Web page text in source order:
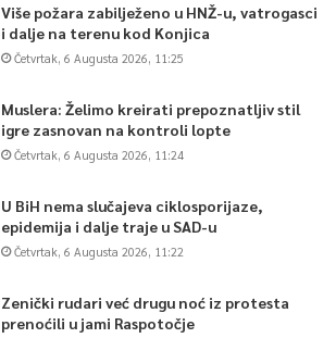
Više požara zabilježeno u HNŽ-u, vatrogasci
i dalje na terenu kod Konjica
Četvrtak, 6 Augusta 2026, 11:25
Muslera: Želimo kreirati prepoznatljiv stil
igre zasnovan na kontroli lopte
Četvrtak, 6 Augusta 2026, 11:24
U BiH nema slučajeva ciklosporijaze,
epidemija i dalje traje u SAD-u
Četvrtak, 6 Augusta 2026, 11:22
Zenički rudari već drugu noć iz protesta
prenoćili u jami Raspotočje